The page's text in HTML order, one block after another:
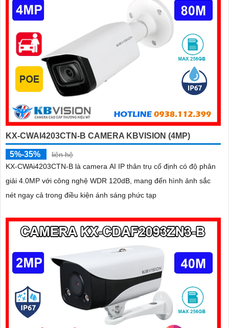
KX-CWAI4203CTN-B CAMERA KBVISION (4MP)
5%-35%
liên hệ
KX-CWAi4203CTN-B là camera AI IP thân trụ cố định có độ phân
giải 4.0MP với công nghệ WDR 120dB, mang đến hình ảnh sắc
nét ngay cả trong điều kiện ánh sáng phức tạp